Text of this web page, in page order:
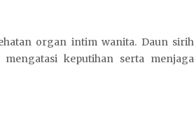
organ intim wanita. Daun sirih
keputihan serta menjaga